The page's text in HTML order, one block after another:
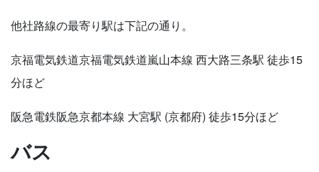
他社路線の最寄り駅は下記の通り。
京福電気鉄道京福電気鉄道嵐山本線 西大路三条駅 徒歩15
分ほど
阪急電鉄阪急京都本線 大宮駅 (京都府) 徒歩15分ほど
バス